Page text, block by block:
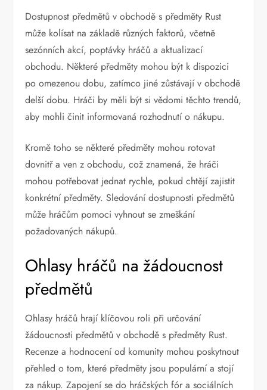
Dostupnost předmětů v obchodě s předměty Rust
může kolísat na základě různých faktorů, včetně
sezónních akcí, poptávky hráčů a aktualizací
obchodu. Některé předměty mohou být k dispozici
po omezenou dobu, zatímco jiné zůstávají v obchodě
delší dobu. Hráči by měli být si vědomi těchto trendů,
aby mohli činit informovaná rozhodnutí o nákupu.
Kromě toho se některé předměty mohou rotovat
dovnitř a ven z obchodu, což znamená, že hráči
mohou potřebovat jednat rychle, pokud chtějí zajistit
konkrétní předměty. Sledování dostupnosti předmětů
může hráčům pomoci vyhnout se zmeškání
požadovaných nákupů.
Ohlasy hráčů na žádoucnost
předmětů
Ohlasy hráčů hrají klíčovou roli při určování
žádoucnosti předmětů v obchodě s předměty Rust.
Recenze a hodnocení od komunity mohou poskytnout
přehled o tom, které předměty jsou populární a stojí
za nákup. Zapojení se do hráčských fór a sociálních